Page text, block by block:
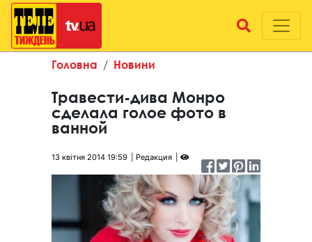
Головна Новини
Травести-дива Монро
сделала голое фото в
ванной
13 квітня 2014 19:59 Редакция